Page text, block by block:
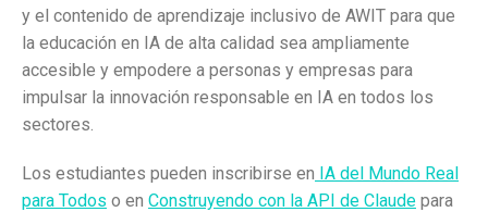
y el contenido de aprendizaje inclusivo de AWIT para que
la educación en IA de alta calidad sea ampliamente
accesible y empodere a personas y empresas para
impulsar la innovación responsable en IA en todos los
sectores.
Los estudiantes pueden inscribirse en IA del Mundo Real
para Todos o en Construyendo con la API de Claude para